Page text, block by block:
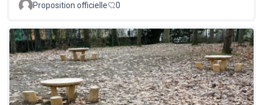
Proposition officielle 0